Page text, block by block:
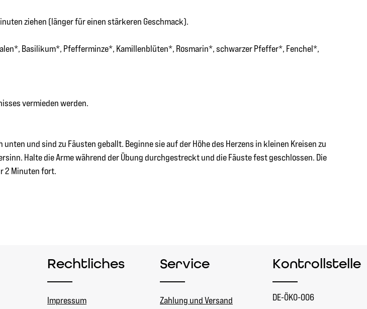
ziehen (länger für einen stärkeren Geschmack).
Basilikum*, Pfefferminze*, Kamillenblüten*, Rosmarin*, schwarzer Pfeffer*, Fenchel*,
vermieden werden.
und sind zu Fäusten geballt. Beginne sie auf der Höhe des Herzens in kleinen Kreisen zu
Halte die Arme während der Übung durchgestreckt und die Fäuste fest geschlossen. Die
2 Minuten fort.
Rechtliches
Impressum
Service
Zahlung und Versand
Kontrollstelle
DE-ÖKO-006